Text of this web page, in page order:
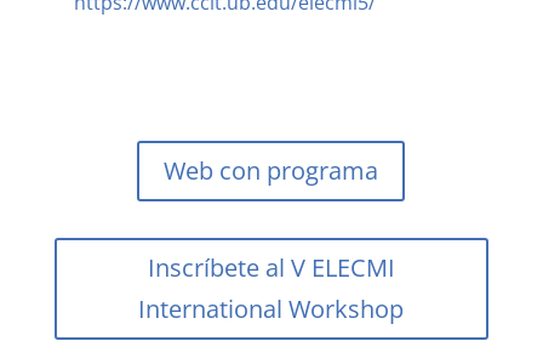
Web con programa
Inscríbete al V ELECMI
International Workshop